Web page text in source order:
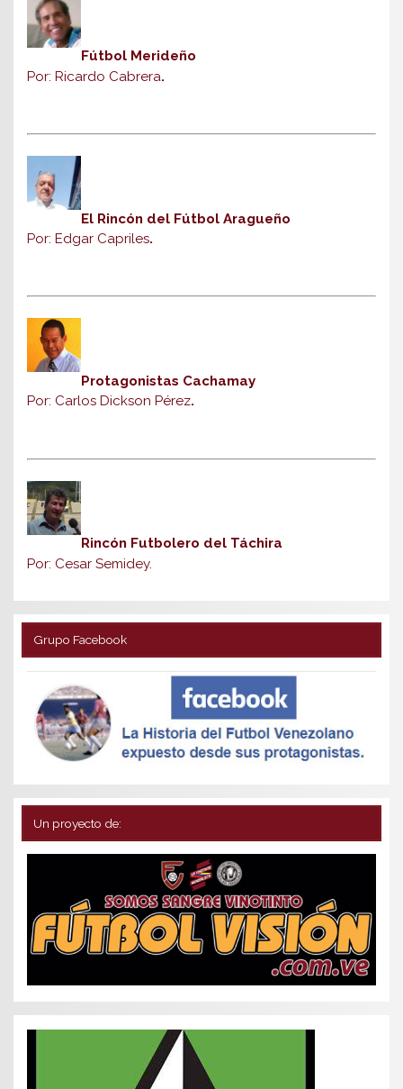
Fútbol Merideño
Por: Ricardo Cabrera.
El Rincón del Fútbol Aragueño
Por: Edgar Capriles.
Protagonistas Cachamay
Por: Carlos Dickson Pérez.
Rincón Futbolero del Táchira
Por: Cesar Semidey.
Grupo Facebook
Un proyecto de: